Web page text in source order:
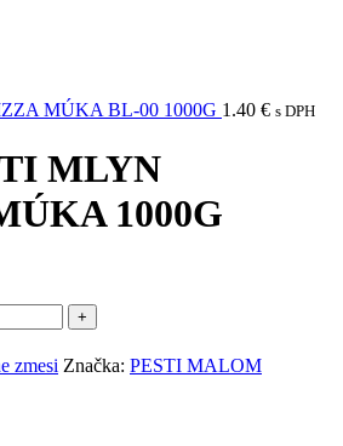
MÚKA BL-00 1000G 1.40 € s DPH
MLYN
1000G
zmesi Značka: PESTI MALOM